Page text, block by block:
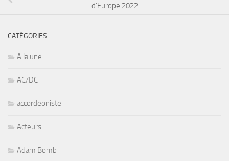
d’Europe 2022
CATÉGORIES
A la une
AC/DC
accordeoniste
Acteurs
Adam Bomb